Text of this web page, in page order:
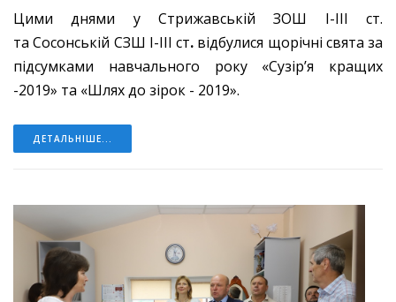
Цими днями у Стрижавській ЗОШ І-ІІІ ст.
та Сосонській СЗШ І-ІІІ ст. відбулися щорічні свята за
підсумками навчального року «Сузір’я кращих
-2019» та «Шлях до зірок - 2019».
ДЕТАЛЬНІШЕ...